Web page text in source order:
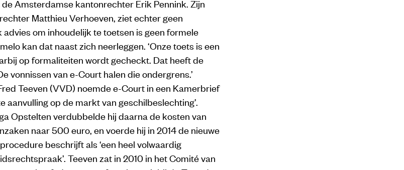
de Amsterdamse kantonrechter Erik Pennink. Zijn
Matthieu Verhoeven, ziet echter geen
om inhoudelijk te toetsen is geen formele
kan dat naast zich neerleggen. ‘Onze toets is een
op formaliteiten wordt gecheckt. Dat heeft de
vonnissen van e-Court halen die ondergrens.’
Teeven (VVD) noemde e-Court in een Kamerbrief
aanvulling op de markt van geschilbeslechting’.
Opstelten verdubbelde hij daarna de kosten van
naar 500 euro, en voerde hij in 2014 de nieuwe
beschrijft als ‘een heel volwaardig
Teeven zat in 2010 in het Comité van